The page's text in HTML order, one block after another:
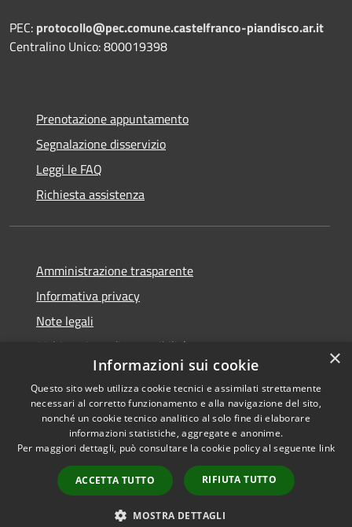
PEC: protocollo@pec.comune.castelfranco-piandisco.ar.it
Centralino Unico: 800019398
Prenotazione appuntamento
Segnalazione disservizio
Leggi le FAQ
Richiesta assistenza
Amministrazione trasparente
Informativa privacy
Note legali
Dichiarazione di accessibilità
Accessibilità
Mappa del sito
Copyright © 2025 •
Comune di Castelfranco
Piandiscò • Powered by
Municipium•
Accesso
redazione
×
Informazioni sui cookie
Questo sito web utilizza cookie tecnici e assimilati strettamente
necessari al corretto funzionamento e alla navigazione del sito,
nonché un cookie tecnico analitico al solo fine di elaborare
informazioni statistiche, aggregate e anonime.
Per maggiori dettagli, può consultare la cookie policy al seguente link
ACCETTA TUTTO RIFIUTA TUTTO
MOSTRA DETTAGLI